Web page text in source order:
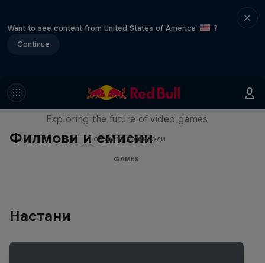
Want to see content from United States of America
?
Continue
Филмови и емисии
SCREENLAND
Exploring the future of video games
1 сезона · 9 епизоди
GAMES
Настани